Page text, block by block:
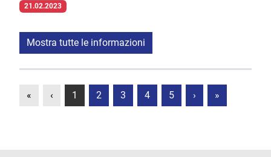
21.02.2023
Mostra tutte le informazioni
« ‹ 1 2 3 4 5 › »